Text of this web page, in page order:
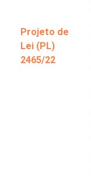
Projeto de
Lei (PL)
2465/22